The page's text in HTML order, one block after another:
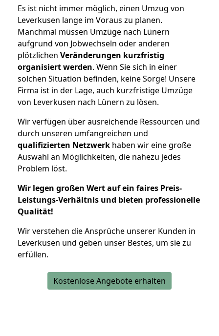
Es ist nicht immer möglich, einen Umzug von
Leverkusen lange im Voraus zu planen.
Manchmal müssen Umzüge nach Lünern
aufgrund von Jobwechseln oder anderen
plötzlichen Veränderungen kurzfristig
organisiert werden. Wenn Sie sich in einer
solchen Situation befinden, keine Sorge! Unsere
Firma ist in der Lage, auch kurzfristige Umzüge
von Leverkusen nach Lünern zu lösen.
Wir verfügen über ausreichende Ressourcen und
durch unseren umfangreichen und
qualifizierten Netzwerk haben wir eine große
Auswahl an Möglichkeiten, die nahezu jedes
Problem löst.
Wir legen großen Wert auf ein faires Preis-
Leistungs-Verhältnis und bieten professionelle
Qualität!
Wir verstehen die Ansprüche unserer Kunden in
Leverkusen und geben unser Bestes, um sie zu
erfüllen.
Kostenlose Angebote erhalten